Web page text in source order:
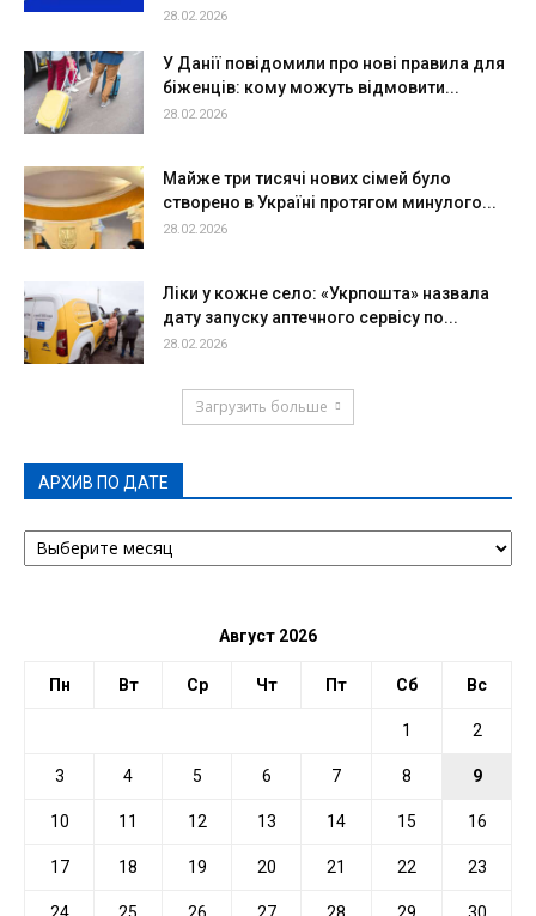
28.02.2026
У Данії повідомили про нові правила для
біженців: кому можуть відмовити...
28.02.2026
Майже три тисячі нових сімей було
створено в Україні протягом минулого...
28.02.2026
Ліки у кожне село: «Укрпошта» назвала
дату запуску аптечного сервісу по...
28.02.2026
Загрузить больше
АРХИВ ПО ДАТЕ
АРХИВ
ПО
Август 2026
Пн Вт Ср Чт Пт Сб Вс
1 2
3 4 5 6 7 8 9
10 11 12 13 14 15 16
17 18 19 20 21 22 23
24 25 26 27 28 29 30